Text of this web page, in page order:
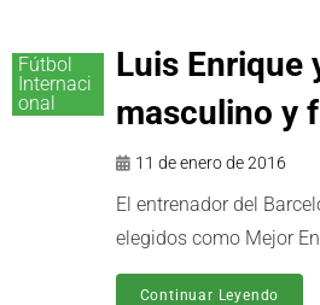
Fútbol
Internaci
onal
Luis Enrique
masculino y
11 de enero de 2016
El entrenador del
elegidos como Mejor
Continuar Leyendo